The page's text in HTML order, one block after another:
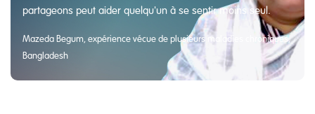
partageons peut aider quelqu'un à se sentir moins seul.
Mazeda Begum, expérience vécue de plusieurs maladies chroniques,
Bangladesh